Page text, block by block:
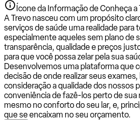
Ícone da Informação de Conheça a
A Trevo nasceu com um propósito
serviços de saúde uma realidade para
especialmente aqueles sem plano de
transparência, qualidade e preços
para que você possa zelar pela sua
Desenvolvemos uma plataforma que
decisão de onde realizar seus
consideração a qualidade dos nossos
conveniência de fazê-los perto de sua
mesmo no conforto do seu lar, e,
que se encaixam no seu orçamento.